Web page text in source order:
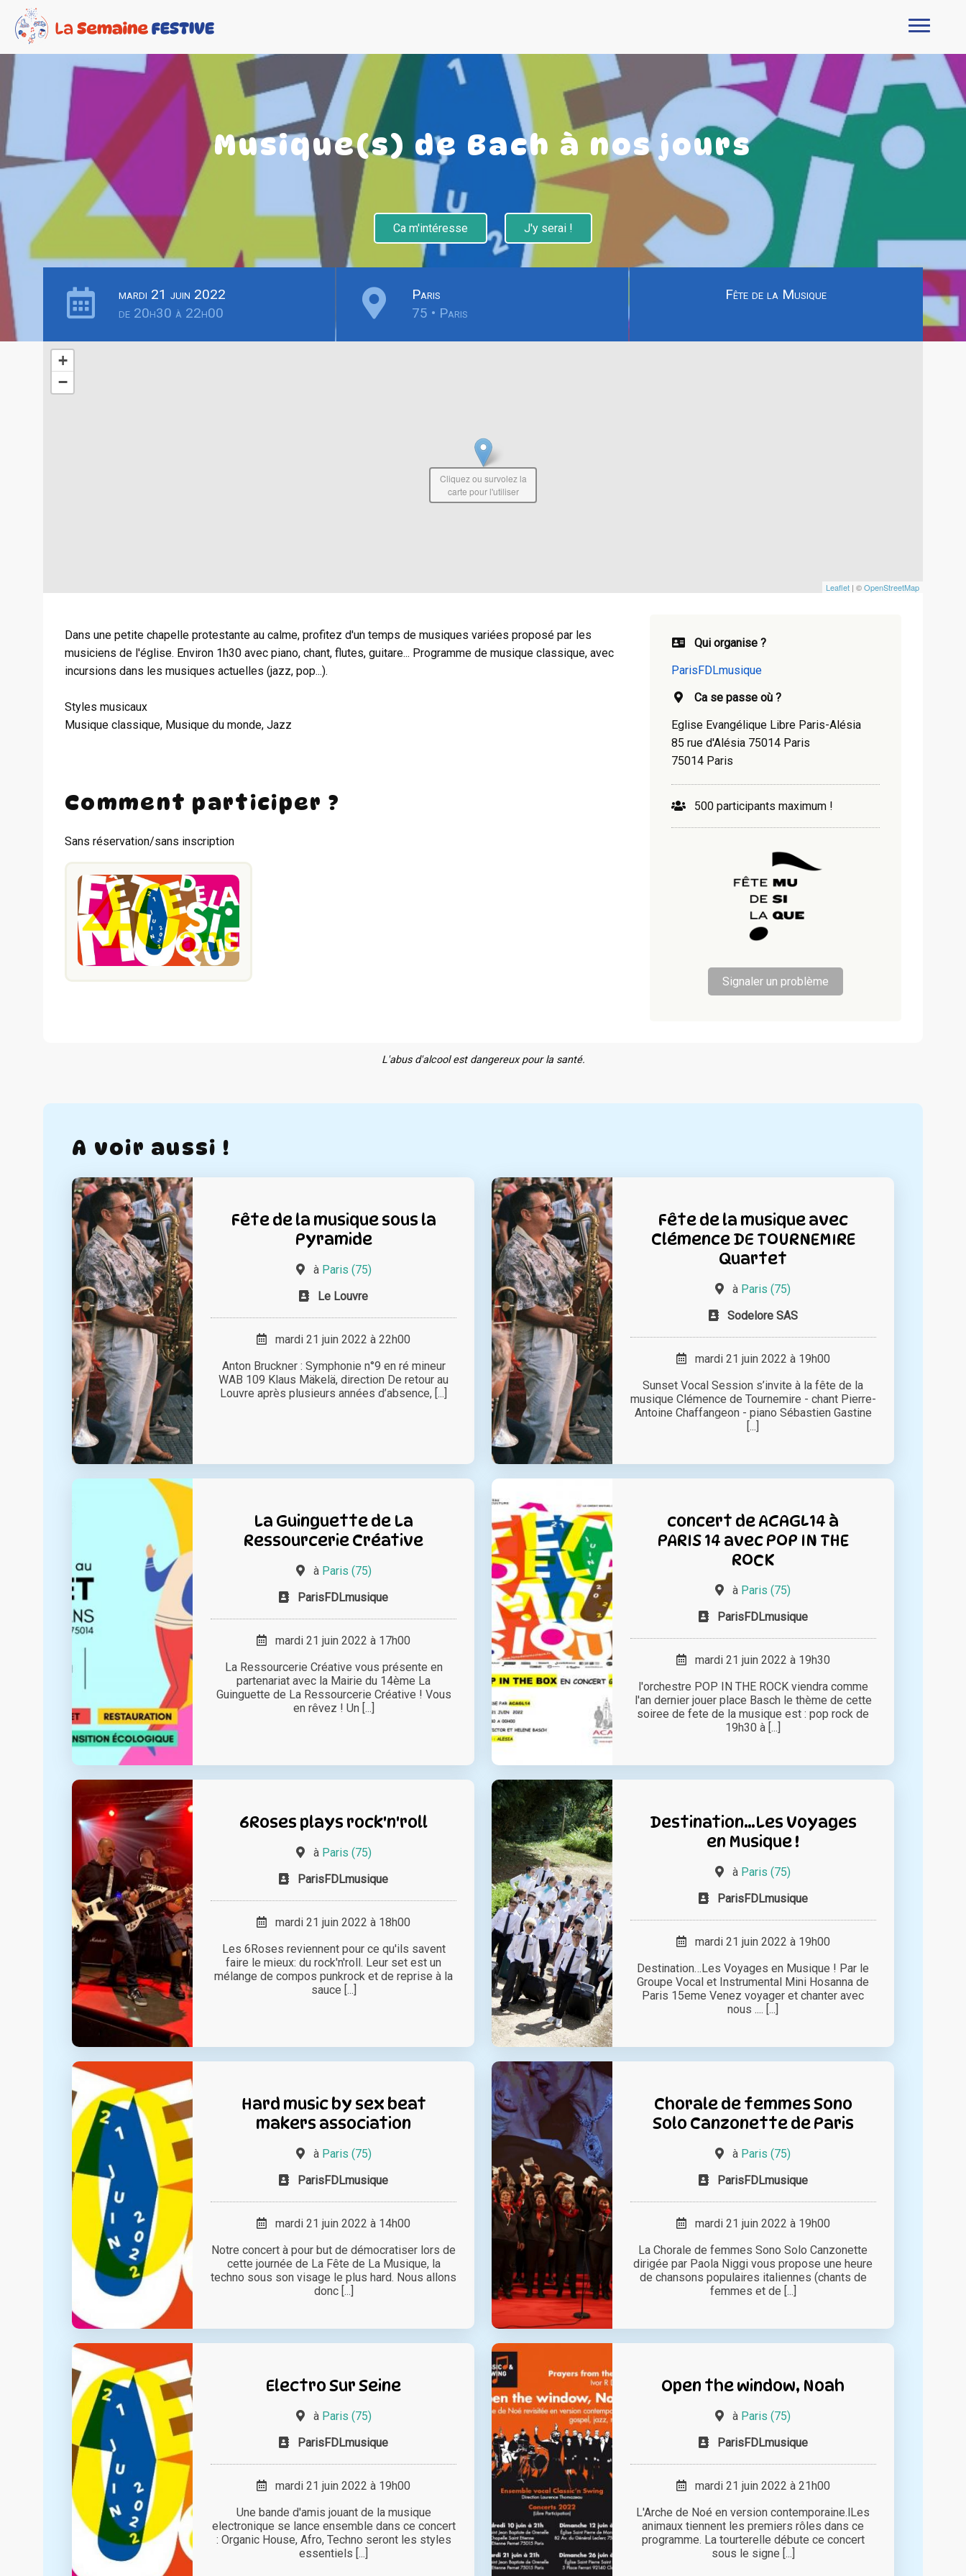
Musique(s) de Bach à nos jours
Ca m'intéresse J'y serai !
mardi 21 juin 2022
de 20h30 à 22h00
Paris
75 • Paris
Fête de la Musique
+
−
Leaflet | ©OpenStreetMap
Cliquez ou survolez la
carte pour l'utiliser
Dans une petite chapelle protestante au calme, profitez d'un temps de musiques variées proposé par les
musiciens de l'église. Environ 1h30 avec piano, chant, flutes, guitare... Programme de musique classique, avec
incursions dans les musiques actuelles (jazz, pop...).
Styles musicaux
Musique classique, Musique du monde, Jazz
Comment participer ?
Sans réservation/sans inscription
Qui organise ?
ParisFDLmusique
Ca se passe où ?
Eglise Evangélique Libre Paris-Alésia
85 rue d'Alésia 75014 Paris
75014 Paris
500 participants maximum !
Signaler un problème
L'abus d'alcool est dangereux pour la santé.
A voir aussi !
Fête de la musique sous la
Pyramide
à Paris (75)
Le Louvre
mardi 21 juin 2022 à 22h00
Anton Bruckner : Symphonie n°9 en ré mineur
WAB 109 Klaus Mäkelä, direction De retour au
Louvre après plusieurs années d’absence, [...]
Fête de la musique avec
Clémence DE TOURNEMIRE
Quartet
à Paris (75)
Sodelore SAS
mardi 21 juin 2022 à 19h00
Sunset Vocal Session s’invite à la fête de la
musique Clémence de Tournemire - chant Pierre-
Antoine Chaffangeon - piano Sébastien Gastine
[...]
La Guinguette de La
Ressourcerie Créative
à Paris (75)
ParisFDLmusique
mardi 21 juin 2022 à 17h00
La Ressourcerie Créative vous présente en
partenariat avec la Mairie du 14ème La
Guinguette de La Ressourcerie Créative ! Vous
en rêvez ! Un [...]
concert de ACAGL14 à
PARIS 14 avec POP IN THE
ROCK
à Paris (75)
ParisFDLmusique
mardi 21 juin 2022 à 19h30
l'orchestre POP IN THE ROCK viendra comme
l'an dernier jouer place Basch le thème de cette
soiree de fete de la musique est : pop rock de
19h30 à [...]
6Roses plays rock'n'roll
à Paris (75)
ParisFDLmusique
mardi 21 juin 2022 à 18h00
Les 6Roses reviennent pour ce qu'ils savent
faire le mieux: du rock'n'roll. Leur set est un
mélange de compos punkrock et de reprise à la
sauce [...]
Destination…Les Voyages
en Musique !
à Paris (75)
ParisFDLmusique
mardi 21 juin 2022 à 19h00
Destination…Les Voyages en Musique ! Par le
Groupe Vocal et Instrumental Mini Hosanna de
Paris 15eme Venez voyager et chanter avec
nous .... [...]
Hard music by sex beat
makers association
à Paris (75)
ParisFDLmusique
mardi 21 juin 2022 à 14h00
Notre concert à pour but de démocratiser lors de
cette journée de La Fête de La Musique, la
techno sous son visage le plus hard. Nous allons
donc [...]
Chorale de femmes Sono
Solo Canzonette de Paris
à Paris (75)
ParisFDLmusique
mardi 21 juin 2022 à 19h00
La Chorale de femmes Sono Solo Canzonette
dirigée par Paola Niggi vous propose une heure
de chansons populaires italiennes (chants de
femmes et de [...]
Electro Sur Seine
à Paris (75)
ParisFDLmusique
mardi 21 juin 2022 à 19h00
Une bande d'amis jouant de la musique
electronique se lance ensemble dans ce concert
: Organic House, Afro, Techno seront les styles
essentiels [...]
Open the window, Noah
à Paris (75)
ParisFDLmusique
mardi 21 juin 2022 à 21h00
L'Arche de Noé en version contemporaine.lLes
animaux tiennent les premiers rôles dans ce
programme. La tourterelle débute ce concert
sous le signe [...]